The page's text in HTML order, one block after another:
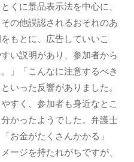
くに景品表示法を中心に、
の他誤認されるおそれのあ
もとに、広告していいこ
い説明があり、参加者から
」「こんなに注意するべき
いった反響がありました。
すく、参加者も身近なとこ
かったようでした。弁護士
お金がたくさんかかる」
ージを持たれがちですが、